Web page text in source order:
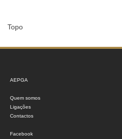
Topo
AEPGA
Quem somos
Ligações
Contactos
Facebook